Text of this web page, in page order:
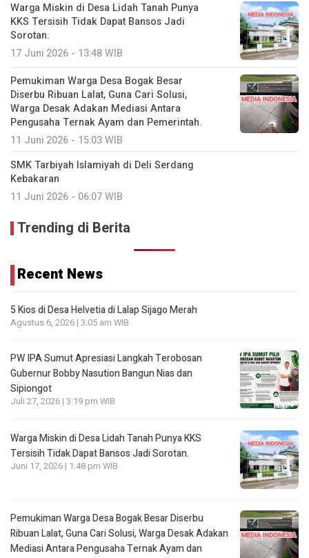
Warga Miskin di Desa Lidah Tanah Punya
KKS Tersisih Tidak Dapat Bansos Jadi
Sorotan.
17 Juni 2026 - 13:48 WIB
Pemukiman Warga Desa Bogak Besar
Diserbu Ribuan Lalat, Guna Cari Solusi,
Warga Desak Adakan Mediasi Antara
Pengusaha Ternak Ayam dan Pemerintah.
11 Juni 2026 - 15:03 WIB
SMK Tarbiyah Islamiyah di Deli Serdang
Kebakaran
11 Juni 2026 - 06:07 WIB
Trending di Berita
Recent News
5 Kios di Desa Helvetia di Lalap Sijago Merah
Agustus 6, 2026 | 3:05 am WIB
PW IPA Sumut Apresiasi Langkah Terobosan
Gubernur Bobby Nasution Bangun Nias dan
Sipiongot
Juli 27, 2026 | 3:19 pm WIB
Warga Miskin di Desa Lidah Tanah Punya KKS
Tersisih Tidak Dapat Bansos Jadi Sorotan.
Juni 17, 2026 | 1:48 pm WIB
Pemukiman Warga Desa Bogak Besar Diserbu
Ribuan Lalat, Guna Cari Solusi, Warga Desak Adakan
Mediasi Antara Pengusaha Ternak Ayam dan